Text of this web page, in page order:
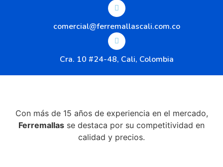
comercial@ferremallascali.com.co
Cra. 10 #24-48, Cali, Colombia
Con más de 15 años de experiencia en el mercado,
Ferremallas se destaca por su competitividad en
calidad y precios.